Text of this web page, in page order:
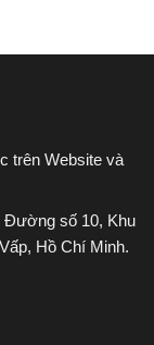
trên Website và
Đường số 10, Khu
Hồ Chí Minh.